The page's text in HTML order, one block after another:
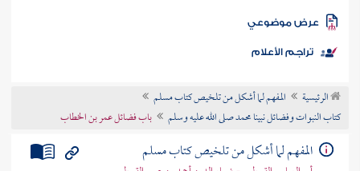
الكتب
موضوعي
تراجم الأعلام
الرئيسية
المفهم لما أشكل من تلخيص كتاب مسلم
كتاب النبوات وفضائل نبينا محمد صلى الله عليه وسلم
باب فضائل عمر بن الخطاب
المفهم لما أشكل من تلخيص كتاب مسلم